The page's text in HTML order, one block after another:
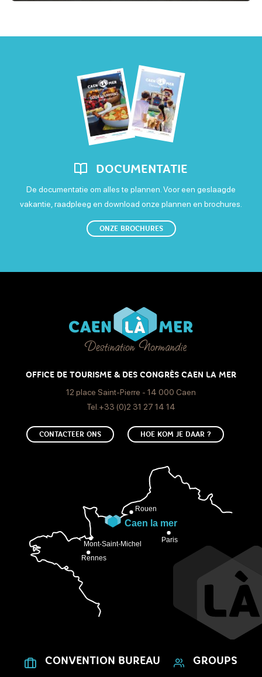
DOCUMENTATIE
De documentatie om alles te plannen. Voor een geslaagde
vakantie, raadpleeg en download onze plannen en brochures.
ONZE BROCHURES
OFFICE DE TOURISME & DES CONGRÈS CAEN LA MER
12 place Saint-Pierre - 14 000 Caen
Tel.+33 (0)2 31 27 14 14
CONTACTEER ONS HOE KOM JE DAAR ?
CONVENTION BUREAU GROUPS